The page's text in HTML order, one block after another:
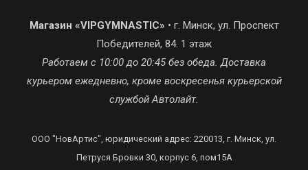
Магазин «VIPGYMNASTIC» • г. Минск, ул. Проспект
Победителей, 84. 1 этаж
Работаем с 10:00 до 20:45 без обеда. Доставка
курьером ежедневно, кроме воскресенья курьерской
службой Автолайт.
ООО "НовАртис", юридический адрес: 220013, г. Минск, ул.
Петруся Бровки 30, корпус 6, пом15А